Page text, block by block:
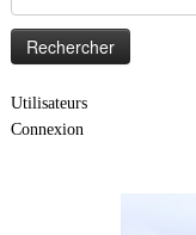
Utilisateurs
Connexion